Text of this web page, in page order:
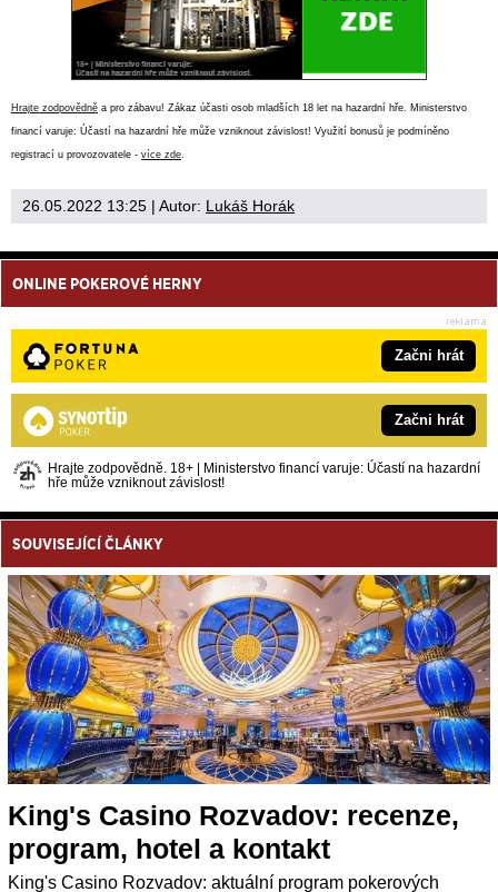
Hrajte zodpovědně a pro zábavu! Zákaz účasti osob mladších 18 let na hazardní hře. Ministerstvo
financí varuje: Účastí na hazardní hře může vzniknout závislost! Využití bonusů je podmíněno
registrací u provozovatele - více zde.
26.05.2022 13:25 | Autor: Lukáš Horák
ONLINE POKEROVÉ HERNY
Začni hrát
Začni hrát
Hrajte zodpovědně. 18+ | Ministerstvo financí varuje: Účastí na hazardní
hře může vzniknout závislost!
SOUVISEJÍCÍ ČLÁNKY
King's Casino Rozvadov: recenze,
program, hotel a kontakt
King's Casino Rozvadov: aktuální program pokerových